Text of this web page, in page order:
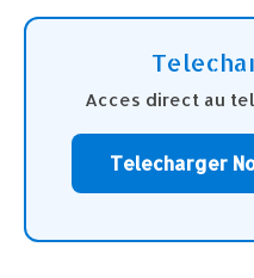
Acces direct au
Telecharger